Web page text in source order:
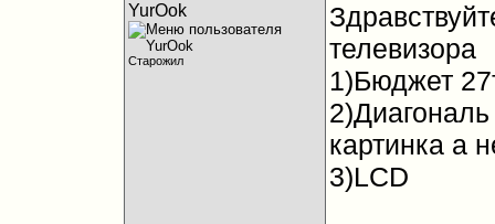
YurOok
Старожил
телевизора
1)Бюджет
картинка а
3)LCD